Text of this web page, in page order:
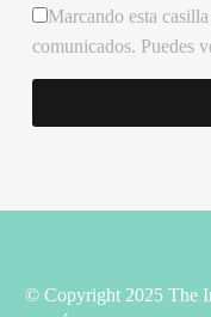
Marcando esta
comunicados. Puedes
© Copyright 2025 The